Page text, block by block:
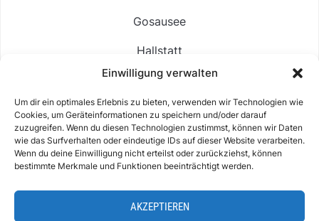
Einwilligung verwalten
Um dir ein optimales Erlebnis zu bieten, verwenden wir Technologien wie
Cookies, um Geräteinformationen zu speichern und/oder darauf
zuzugreifen. Wenn du diesen Technologien zustimmst, können wir Daten
wie das Surfverhalten oder eindeutige IDs auf dieser Website verarbeiten.
Wenn du deine Einwilligung nicht erteilst oder zurückziehst, können
bestimmte Merkmale und Funktionen beeinträchtigt werden.
AKZEPTIEREN
Gosausee
Hallstatt
Langbathsee
Altausseer See
Hintersee
IMPRESSUM & KONTAKT